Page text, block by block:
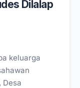
Dilalap
keluarga
Desa